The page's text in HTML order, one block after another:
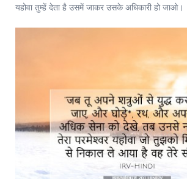
यहोवा तुम्हें देता है उसमें जाकर उसके अधिकारी हो जाओ।